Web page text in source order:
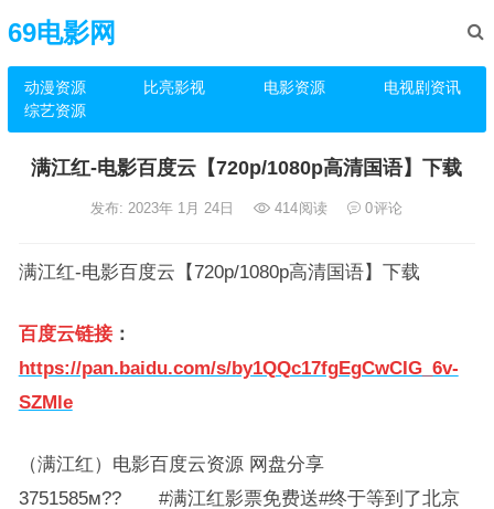
69电影网
动漫资源 比亮影视 电影资源
电视剧资讯
综艺资源
满江红-电影百度云【720p/1080p高清国语】下载
发布: 2023年 1月 24日 414阅读 0评论
满江红-电影百度云【720p/1080p高清国语】下载
百度云链接：
https://pan.baidu.com/s/by1QQc17fgEgCwCIG_6v-
SZMle
（满江红）电影百度云资源 网盘分享
3751585м?? #满江红影票免费送#终于等到了北京